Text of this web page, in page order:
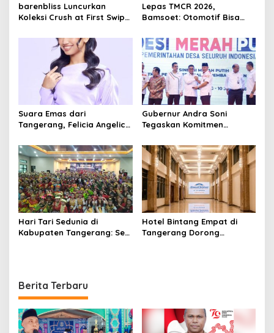
barenbliss Luncurkan
Koleksi Crush at First Swipe,
Premium dengan Inovasi
Transferproof dan Clean
Lepas TMCR 2026,
Bamsoet: Otomotif Bisa
Edukatif untuk Kenalkan
Jakarta
Suara Emas dari
Tangerang, Felicia Angelica
The Icon Indonesia
Gubernur Andra Soni
Tegaskan Komitmen
Bersama APDESI Merah
Putih
Hari Tari Sedunia di
Kabupaten Tangerang: Seni
Hotel Bintang Empat di
Tangerang Dorong
Berita Terbaru